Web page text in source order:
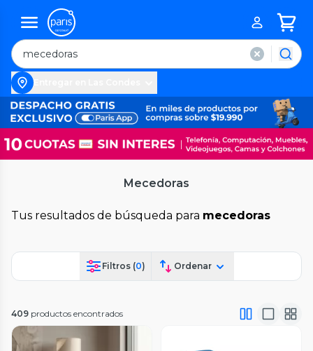
Mecedoras
Tus resultados de búsqueda para mecedoras
Filtros (0) Ordenar
409 productos encontrados